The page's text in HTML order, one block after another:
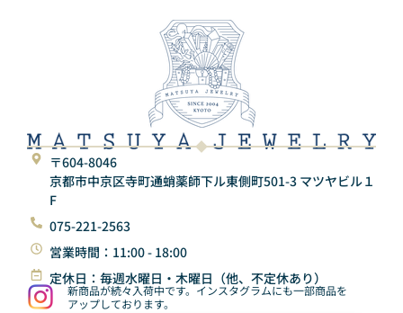
〒604-8046
京都市中京区寺町通蛸薬師下ル東側町501-3 マツヤビル１
F
075-221-2563
営業時間：11:00 - 18:00
定休日：毎週水曜日・木曜日（他、不定休あり）
新商品が続々入荷中です。インスタグラムにも一部商品を
アップしております。